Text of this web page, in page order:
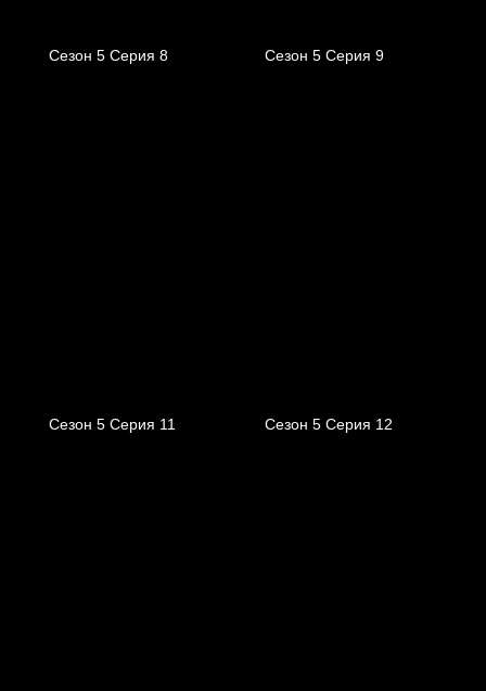
Сезон 5 Серия 8 Сезон 5 Серия 9
Сезон 5 Серия 11 Сезон 5 Серия 12